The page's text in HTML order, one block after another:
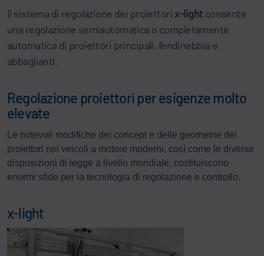
Il sistema di regolazione dei proiettori x-light consente
una regolazione semiautomatica o completamente
automatica di proiettori principali, fendinebbia e
abbaglianti.
Regolazione proiettori per esigenze molto
elevate
Le notevoli modifiche dei concept e delle geometrie dei
proiettori nei veicoli a motore moderni, così come le diverse
disposizioni di legge a livello mondiale, costituiscono
enormi sfide per la tecnologia di regolazione e controllo.
x-light